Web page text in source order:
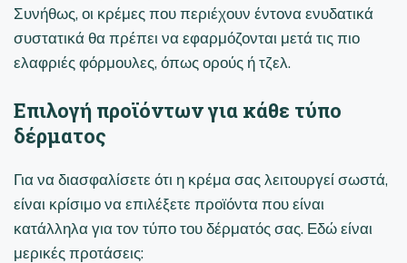
Συνήθως, οι κρέμες που περιέχουν έντονα ενυδατικά
συστατικά θα πρέπει να εφαρμόζονται μετά τις πιο
ελαφριές φόρμουλες, όπως ορούς ή τζελ.
Επιλογή προϊόντων για κάθε τύπο
δέρματος
Για να διασφαλίσετε ότι η κρέμα σας λειτουργεί σωστά,
είναι κρίσιμο να επιλέξετε προϊόντα που είναι
κατάλληλα για τον τύπο του δέρματός σας. Εδώ είναι
μερικές προτάσεις: